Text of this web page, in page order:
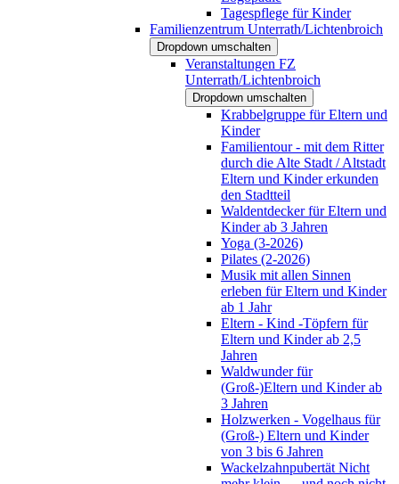
Tagespflege für Kinder
Familienzentrum Unterrath/Lichtenbroich
Dropdown umschalten
Veranstaltungen FZ
Unterrath/Lichtenbroich
Dropdown umschalten
Krabbelgruppe für Eltern und
Kinder
Familientour - mit dem Ritter
durch die Alte Stadt / Altstadt
Eltern und Kinder erkunden
den Stadtteil
Waldentdecker für Eltern und
Kinder ab 3 Jahren
Yoga (3-2026)
Pilates (2-2026)
Musik mit allen Sinnen
erleben für Eltern und Kinder
ab 1 Jahr
Eltern - Kind -Töpfern für
Eltern und Kinder ab 2,5
Jahren
Waldwunder für
(Groß-)Eltern und Kinder ab
3 Jahren
Holzwerken - Vogelhaus für
(Groß-) Eltern und Kinder
von 3 bis 6 Jahren
Wackelzahnpubertät Nicht